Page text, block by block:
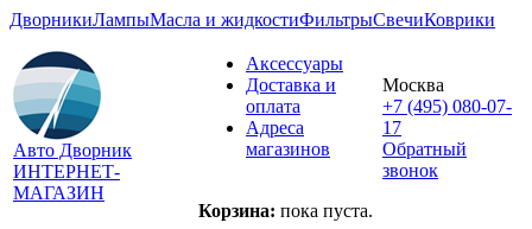
ДворникиЛампыМасла и жидкостиФильтрыСвечиКоврики
Авто Дворник
ИНТЕРНЕТ-
МАГАЗИН
Аксессуары
Доставка и
оплата
Адреса
магазинов
Корзина: пока пуста.
Москва
+7 (495) 080-07-
17
Обратный
звонок